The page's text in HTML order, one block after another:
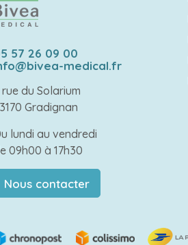
57 26 09 00
medical.fr
rue du Solarium
Gradignan
lundi au vendredi
09h00 à 17h30
Nous contacter